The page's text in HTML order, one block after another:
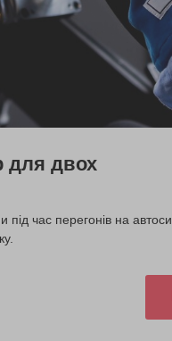
для двох
під час перегонів на